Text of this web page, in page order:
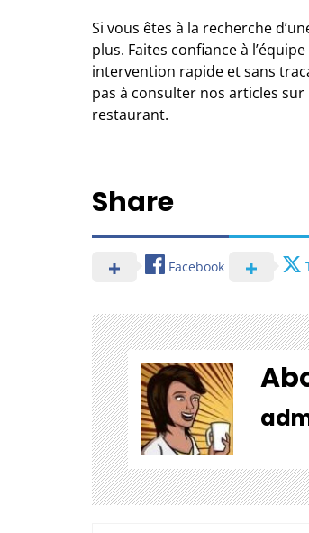
Si vous êtes à la recherche
plus. Faites confiance à
intervention rapide et sans
pas à consulter nos articles sur
restaurant.
Share
Facebook